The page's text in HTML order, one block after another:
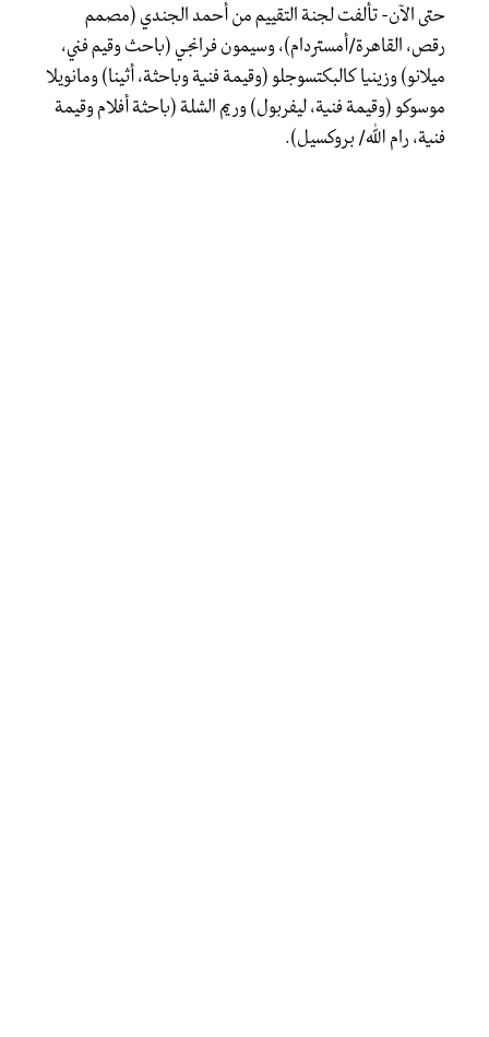
حتى الآن- تألفت لجنة التقييم من أحمد الجندي (مصمم
رقص، القاهرة/أمستردام)، وسيمون فرانجي (باحث وقيم فني،
ميلانو) وزينيا كالبكتسوجلو (وقيمة فنية وباحثة، أثينا) ومانويلا
موسوكو (وقيمة فنية، ليفربول) وريم الشلة (باحثة أفلام وقيمة
فنية، رام الله/ بروكسيل).